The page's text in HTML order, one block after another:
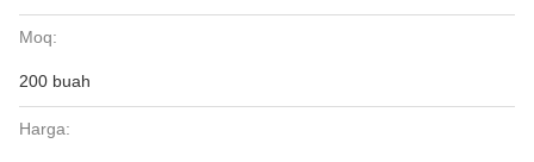
Moq:
200 buah
Harga: